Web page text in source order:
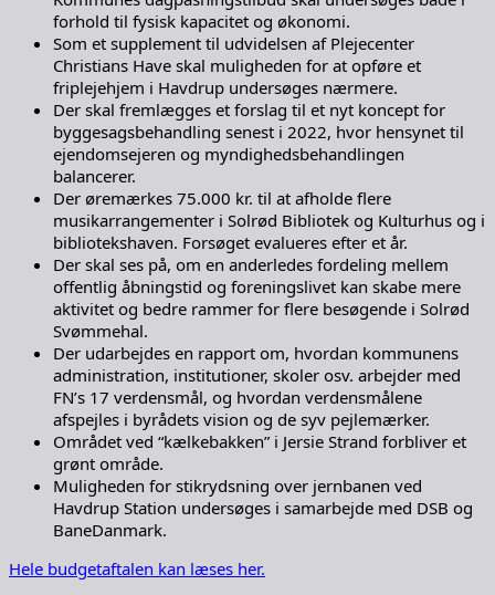
forhold til fysisk kapacitet og økonomi.
Som et supplement til udvidelsen af Plejecenter
Christians Have skal muligheden for at opføre et
friplejehjem i Havdrup undersøges nærmere.
Der skal fremlægges et forslag til et nyt koncept for
byggesagsbehandling senest i 2022, hvor hensynet til
ejendomsejeren og myndighedsbehandlingen
balancerer.
Der øremærkes 75.000 kr. til at afholde flere
musikarrangementer i Solrød Bibliotek og Kulturhus og i
bibliotekshaven. Forsøget evalueres efter et år.
Der skal ses på, om en anderledes fordeling mellem
offentlig åbningstid og foreningslivet kan skabe mere
aktivitet og bedre rammer for flere besøgende i Solrød
Svømmehal.
Der udarbejdes en rapport om, hvordan kommunens
administration, institutioner, skoler osv. arbejder med
FN’s 17 verdensmål, og hvordan verdensmålene
afspejles i byrådets vision og de syv pejlemærker.
Området ved “kælkebakken” i Jersie Strand forbliver et
grønt område.
Muligheden for stikrydsning over jernbanen ved
Havdrup Station undersøges i samarbejde med DSB og
BaneDanmark.
Hele budgetaftalen kan læses her.